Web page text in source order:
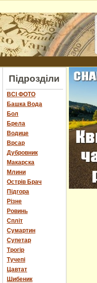
Підрозділи
ВСІ ФОТО
Башка Вода
Бол
Брела
Водице
Врсар
Дубровник
Макарска
Млини
Острів Брач
Підгора
Різне
Ровинь
Спліт
Сумартин
Супетар
Трогір
Тучепі
Цавтат
Шибеник